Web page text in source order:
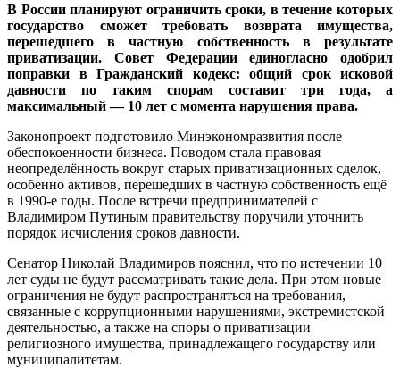
В России планируют ограничить сроки, в течение которых
государство сможет требовать возврата имущества,
перешедшего в частную собственность в результате
приватизации. Совет Федерации единогласно одобрил
поправки в Гражданский кодекс: общий срок исковой
давности по таким спорам составит три года, а
максимальный — 10 лет с момента нарушения права.
Законопроект подготовило Минэкономразвития после
обеспокоенности бизнеса. Поводом стала правовая
неопределённость вокруг старых приватизационных сделок,
особенно активов, перешедших в частную собственность ещё
в 1990-е годы. После встречи предпринимателей с
Владимиром Путиным правительству поручили уточнить
порядок исчисления сроков давности.
Сенатор Николай Владимиров пояснил, что по истечении 10
лет суды не будут рассматривать такие дела. При этом новые
ограничения не будут распространяться на требования,
связанные с коррупционными нарушениями, экстремистской
деятельностью, а также на споры о приватизации
религиозного имущества, принадлежащего государству или
муниципалитетам.